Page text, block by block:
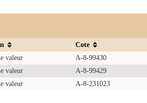
Cote
valeur A-8-99430
valeur A-8-99429
valeur A-8-231023